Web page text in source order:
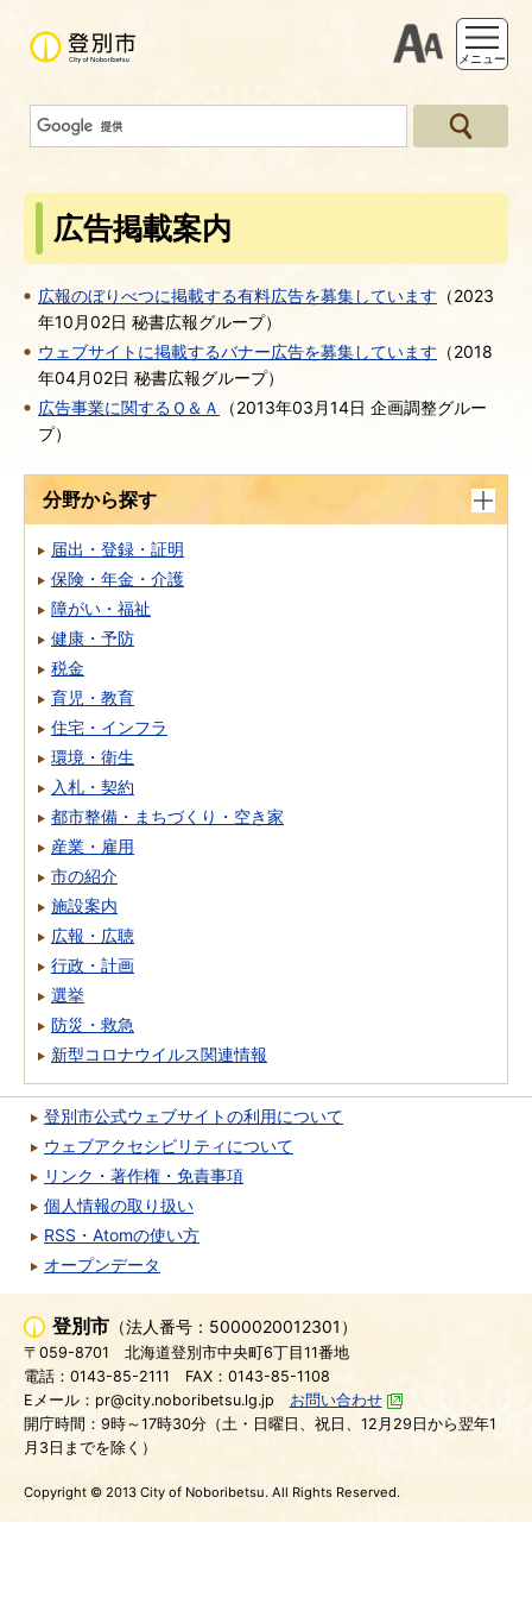
支援ツー
メニュー
広告掲載案内
広報のぼりべつに掲載する有料広告を募集しています （2023
年10月02日 秘書広報グループ）
ウェブサイトに掲載するバナー広告を募集しています （2018
年04月02日 秘書広報グループ）
広告事業に関するＱ＆Ａ
（2013年03月14日 企画調整グルー
プ）
分野から探す
届出・登録・証明
保険・年金・介護
障がい・福祉
健康・予防
税金
育児・教育
住宅・インフラ
環境・衛生
入札・契約
都市整備・まちづくり・空き家
産業・雇用
市の紹介
施設案内
広報・広聴
行政・計画
選挙
防災・救急
新型コロナウイルス関連情報
登別市公式ウェブサイトの利用について
ウェブアクセシビリティについて
リンク・著作権・免責事項
個人情報の取り扱い
RSS・Atomの使い方
オープンデータ
登別市 （法人番号：5000020012301）
〒059-8701
北海道登別市中央町6丁目11番地
電話：0143-85-2111
FAX：0143-85-1108
Eメール：pr@city.noboribetsu.lg.jp
お問い合わせ
開庁時間：9時～17時30分（土・日曜日、祝日、12月29日から翌年1
月3日までを除く）
Copyright © 2013 City of Noboribetsu. All Rights Reserved.